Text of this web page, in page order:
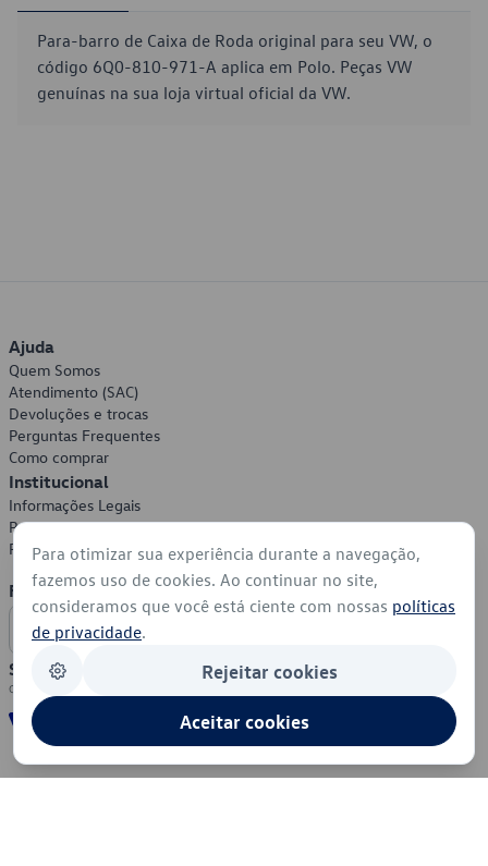
Para-barro de Caixa de Roda original para seu VW, o
código 6Q0-810-971-A aplica em Polo. Peças VW
genuínas na sua loja virtual oficial da VW.
Ajuda
Quem Somos
Atendimento (SAC)
Devoluções e trocas
Perguntas Frequentes
Como comprar
Institucional
Informações Legais
Política de Privacidade
Política de Cookies
Formas de Pagamento
Segurança
Para otimizar sua experiência durante a navegação,
fazemos uso de cookies. Ao continuar no site,
consideramos que você está ciente com nossas políticas
de privacidade.
Rejeitar cookies
Aceitar cookies